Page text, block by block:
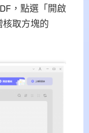
，點選「開啟
取方塊的